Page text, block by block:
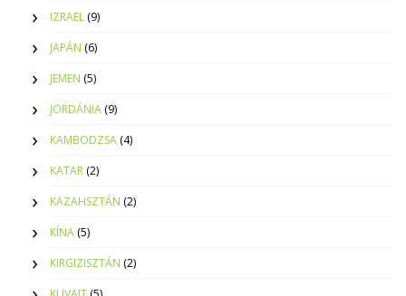
IZRAEL (9)
JAPÁN (6)
JEMEN (5)
JORDÁNIA (9)
KAMBODZSA (4)
KATAR (2)
KAZAHSZTÁN (2)
KÍNA (5)
KIRGIZISZTÁN (2)